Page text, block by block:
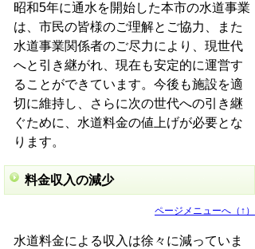
昭和5年に通水を開始した本市の水道事業
は、市民の皆様のご理解とご協力、また
水道事業関係者のご尽力により、現世代
へと引き継がれ、現在も安定的に運営す
ることができています。今後も施設を適
切に維持し、さらに次の世代への引き継
ぐために、水道料金の値上げが必要とな
ります。
料金収入の減少
ページメニューへ（↑）
水道料金による収入は徐々に減っていま